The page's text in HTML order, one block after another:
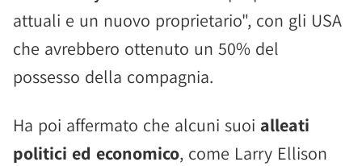
attuali e un nuovo proprietario", con gli USA
che avrebbero ottenuto un 50% del
possesso della compagnia.
Ha poi affermato che alcuni suoi alleati
politici ed economico, come Larry Ellison